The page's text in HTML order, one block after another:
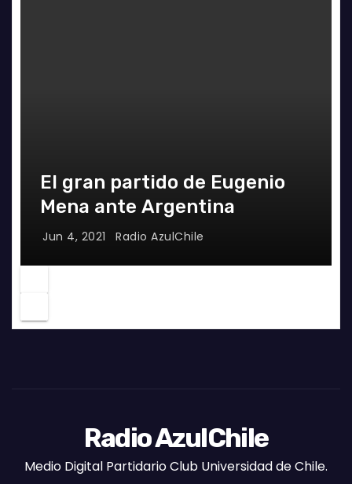
El gran partido de Eugenio
Mena ante Argentina
Jun 4, 2021 Radio AzulChile
Radio AzulChile
Medio Digital Partidario Club Universidad de Chile.